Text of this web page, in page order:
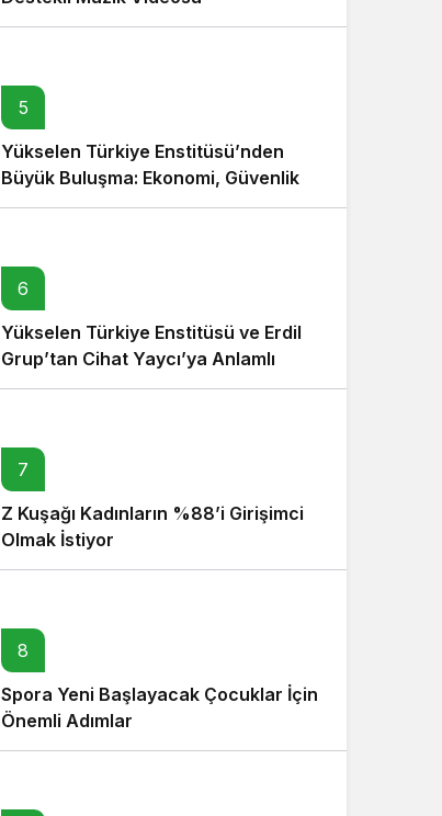
5
Yükselen Türkiye Enstitüsü’nden
Büyük Buluşma: Ekonomi, Güvenlik
Politikaları ve Hukuk Konferansı
6
Yükselen Türkiye Enstitüsü ve Erdil
Grup’tan Cihat Yaycı’ya Anlamlı
Ziyaret
7
Z Kuşağı Kadınların %88’i Girişimci
Olmak İstiyor
8
Spora Yeni Başlayacak Çocuklar İçin
Önemli Adımlar